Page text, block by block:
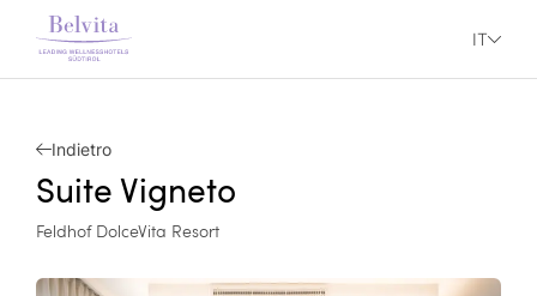
IT
Indietro
Suite Vigneto
Feldhof DolceVita Resort